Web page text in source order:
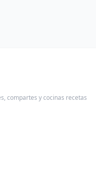
compartes y cocinas recetas